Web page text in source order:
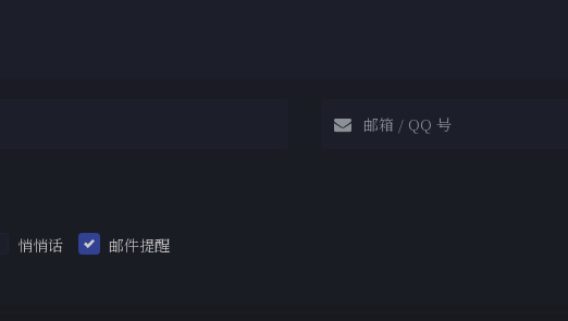
悄悄话 邮件提醒